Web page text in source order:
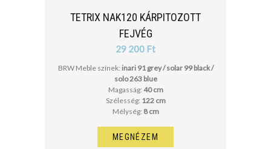
TETRIX NAK120 KÁRPITOZOTT
FEJVÉG
29 200 Ft
BRW Meble színek: inari 91 grey / solar 99 black /
solo 263 blue
Magasság: 40 cm
Szélesség: 122 cm
Mélység: 8 cm
MEGNÉZEM